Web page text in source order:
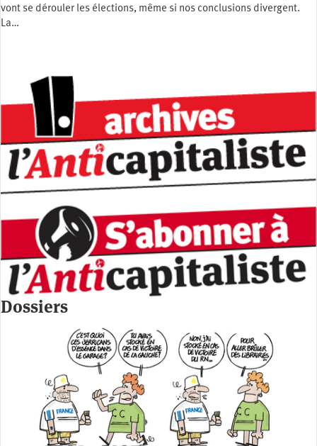
vont se dérouler les élections, même si nos conclusions divergent.
La…
Dossiers